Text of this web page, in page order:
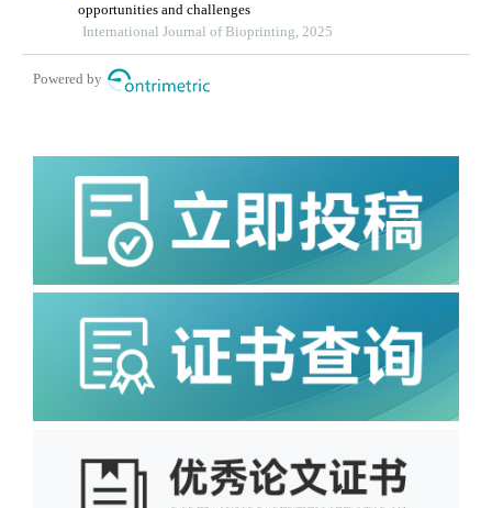
opportunities and challenges
International Journal of Bioprinting, 2025
Powered by